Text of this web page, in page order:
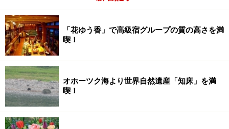
「花ゆう香」で高級宿グループの質の高さを満
喫！
オホーツク海より世界自然遺産「知床」を満
喫！